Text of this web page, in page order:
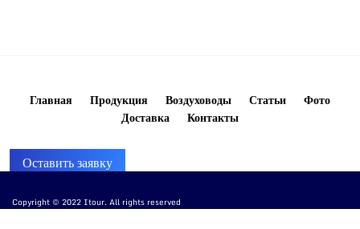
Главная Продукция Воздуховоды Статьи
Фото
Доставка
Контакты
Оставить заявку
Copyright © 2022 Itour. All rights reserved